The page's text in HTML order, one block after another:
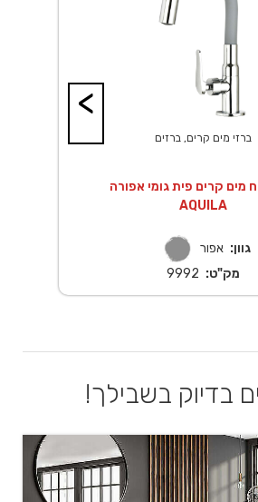
ברזי מים קרים, ברזים
מים קרים פית גומי אפורה
AQUILA
גוון: אפור
מק"ט: 9992
<
בדיוק בשבילך!